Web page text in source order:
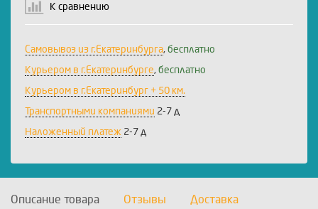
К сравнению
Самовывоз из г.Екатеринбурга, бесплатно
Курьером в г.Екатеринбурге, бесплатно
Курьером в г.Екатеринбург + 50 км.
Транспортными компаниями 2-7 д
Наложенный платеж 2-7 д
Описание товара Отзывы Доставка